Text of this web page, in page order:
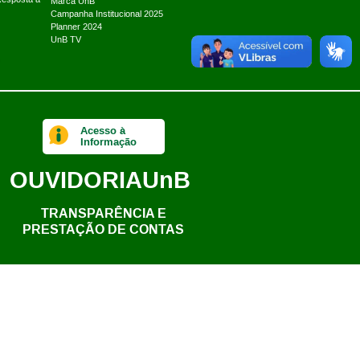
Campanha Institucional 2025
Planner 2024
UnB TV
Acesso à
Informação
OUVIDORIAUnB
TRANSPARÊNCIA E
PRESTAÇÃO DE CONTAS